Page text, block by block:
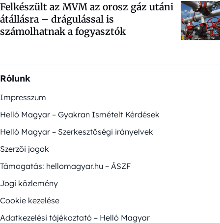
Felkészült az MVM az orosz gáz utáni
átállásra – drágulással is
számolhatnak a fogyasztók
Rólunk
Impresszum
Helló Magyar – Gyakran Ismételt Kérdések
Helló Magyar – Szerkesztőségi irányelvek
Szerzői jogok
Támogatás: hellomagyar.hu – ÁSZF
Jogi közlemény
Cookie kezelése
Adatkezelési tájékoztató – Helló Magyar